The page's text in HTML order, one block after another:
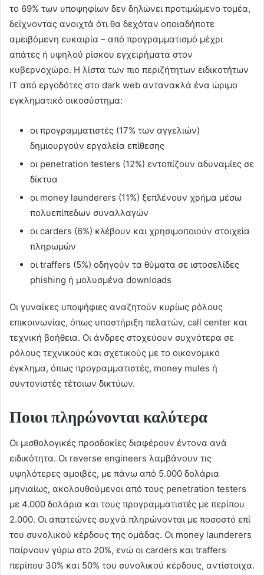
το 69% των υποψηφίων δεν δηλώνει προτιμώμενο τομέα,
δείχνοντας ανοιχτά ότι θα δεχόταν οποιαδήποτε
αμειβόμενη ευκαιρία – από προγραμματισμό μέχρι
απάτες ή υψηλού ρίσκου εγχειρήματα στον
κυβερνοχώρο. Η λίστα των πιο περιζήτητων ειδικοτήτων
IT από εργοδότες στο dark web αντανακλά ένα ώριμο
εγκληματικό οικοσύστημα:
οι προγραμματιστές (17% των αγγελιών)
δημιουργούν εργαλεία επίθεσης
οι penetration testers (12%) εντοπίζουν αδυναμίες σε
δίκτυα
οι money launderers (11%) ξεπλένουν χρήμα μέσω
πολυεπίπεδων συναλλαγών
οι carders (6%) κλέβουν και χρησιμοποιούν στοιχεία
πληρωμών
οι traffers (5%) οδηγούν τα θύματα σε ιστοσελίδες
phishing ή μολυσμένα downloads
Οι γυναίκες υποψήφιες αναζητούν κυρίως ρόλους
επικοινωνίας, όπως υποστήριξη πελατών, call center και
τεχνική βοήθεια. Οι άνδρες στοχεύουν συχνότερα σε
ρόλους τεχνικούς και σχετικούς με το οικονομικό
έγκλημα, όπως προγραμματιστές, money mules ή
συντονιστές τέτοιων δικτύων.
Ποιοι πληρώνονται καλύτερα
Οι μισθολογικές προσδοκίες διαφέρουν έντονα ανά
ειδικότητα. Οι reverse engineers λαμβάνουν τις
υψηλότερες αμοιβές, με πάνω από 5.000 δολάρια
μηνιαίως, ακολουθούμενοι από τους penetration testers
με 4.000 δολάρια και τους προγραμματιστές με περίπου
2.000. Οι απατεώνες συχνά πληρώνονται με ποσοστό επί
του συνολικού κέρδους της ομάδας. Οι money launderers
παίρνουν γύρω στο 20%, ενώ οι carders και traffers
περίπου 30% και 50% του συνολικού κέρδους, αντίστοιχα.